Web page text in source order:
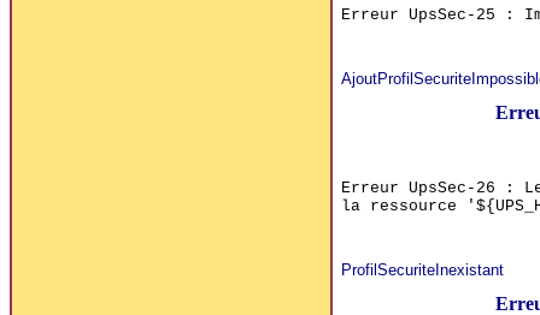
Erreur UpsSec-25
Erreur UpsSec-26
la ressource
ProfilSecuriteInexistant